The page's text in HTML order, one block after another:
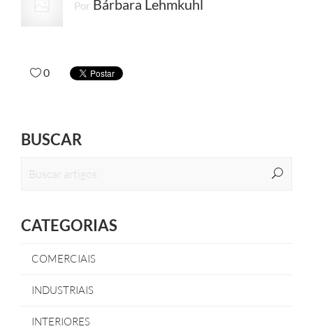
Por Bárbara Lehmkuhl
0
BUSCAR
CATEGORIAS
COMERCIAIS
INDUSTRIAIS
INTERIORES